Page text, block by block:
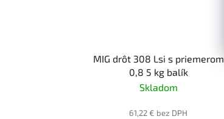
MIG drôt 308 Lsi s priemerom
0,8 5 kg balík
Skladom
61,22 € bez DPH